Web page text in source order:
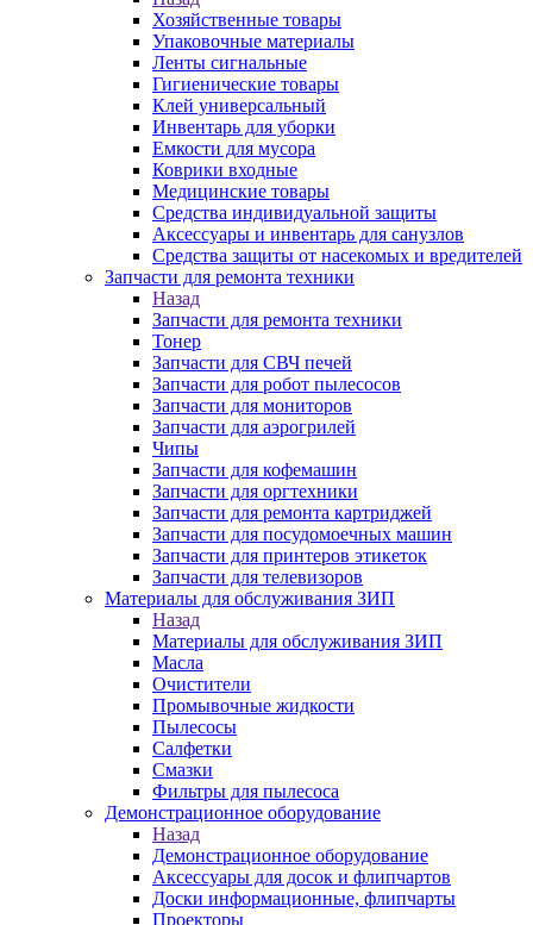
Хозяйственные товары
Упаковочные материалы
Ленты сигнальные
Гигиенические товары
Клей универсальный
Инвентарь для уборки
Емкости для мусора
Коврики входные
Медицинские товары
Средства индивидуальной защиты
Аксессуары и инвентарь для санузлов
Средства защиты от насекомых и вредителей
Запчасти для ремонта техники
Назад
Запчасти для ремонта техники
Тонер
Запчасти для СВЧ печей
Запчасти для робот пылесосов
Запчасти для мониторов
Запчасти для аэрогрилей
Чипы
Запчасти для кофемашин
Запчасти для оргтехники
Запчасти для ремонта картриджей
Запчасти для посудомоечных машин
Запчасти для принтеров этикеток
Запчасти для телевизоров
Материалы для обслуживания ЗИП
Назад
Материалы для обслуживания ЗИП
Масла
Очистители
Промывочные жидкости
Пылесосы
Салфетки
Смазки
Фильтры для пылесоса
Демонстрационное оборудование
Назад
Демонстрационное оборудование
Аксессуары для досок и флипчартов
Доски информационные, флипчарты
Проекторы